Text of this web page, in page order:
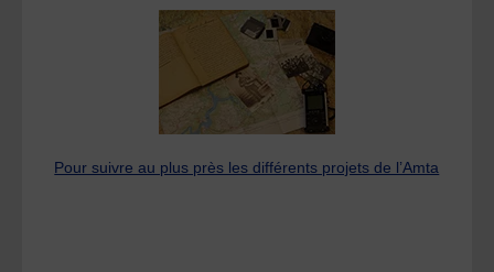
Pour suivre au plus près les différents projets de l’Amta